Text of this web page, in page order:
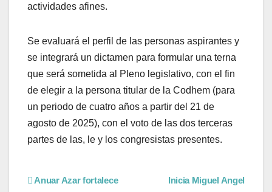
actividades afines.
Se evaluará el perfil de las personas aspirantes y
se integrará un dictamen para formular una terna
que será sometida al Pleno legislativo, con el fin
de elegir a la persona titular de la Codhem (para
un periodo de cuatro años a partir del 21 de
agosto de 2025), con el voto de las dos terceras
partes de las, le y los congresistas presentes.
Inicia Miguel Angel
Anuar Azar fortalece